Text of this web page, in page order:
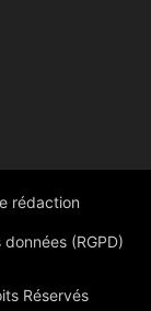
rédaction
(RGPD)
Réservés